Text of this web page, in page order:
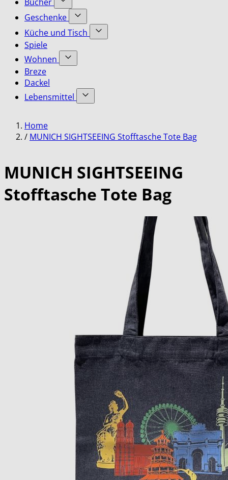
Accessoires
category
for
Bekleidung
category
Show
submenu
for
Bücher
Geschenke
Show
submenu
Küche und Tisch
Show
Spiele
Wohnen
Show
Wohnen
category
Breze
Dackel
Lebensmittel
Show
Lebensmittel
category
Home
/ MUNICH SIGHTSEEING Stofftasche Tote Bag
MUNICH SIGHTSEEING
Stofftasche Tote Bag